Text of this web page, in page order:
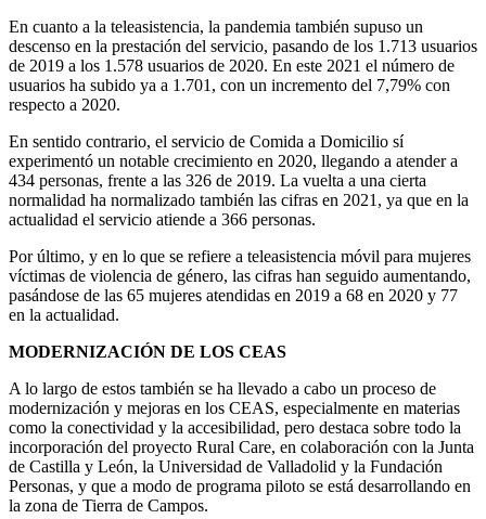
En cuanto a la teleasistencia, la pandemia también supuso un
descenso en la prestación del servicio, pasando de los 1.713 usuarios
de 2019 a los 1.578 usuarios de 2020. En este 2021 el número de
usuarios ha subido ya a 1.701, con un incremento del 7,79% con
respecto a 2020.
En sentido contrario, el servicio de Comida a Domicilio sí
experimentó un notable crecimiento en 2020, llegando a atender a
434 personas, frente a las 326 de 2019. La vuelta a una cierta
normalidad ha normalizado también las cifras en 2021, ya que en la
actualidad el servicio atiende a 366 personas.
Por último, y en lo que se refiere a teleasistencia móvil para mujeres
víctimas de violencia de género, las cifras han seguido aumentando,
pasándose de las 65 mujeres atendidas en 2019 a 68 en 2020 y 77
en la actualidad.
MODERNIZACIÓN DE LOS CEAS
A lo largo de estos también se ha llevado a cabo un proceso de
modernización y mejoras en los CEAS, especialmente en materias
como la conectividad y la accesibilidad, pero destaca sobre todo la
incorporación del proyecto Rural Care, en colaboración con la Junta
de Castilla y León, la Universidad de Valladolid y la Fundación
Personas, y que a modo de programa piloto se está desarrollando en
la zona de Tierra de Campos.